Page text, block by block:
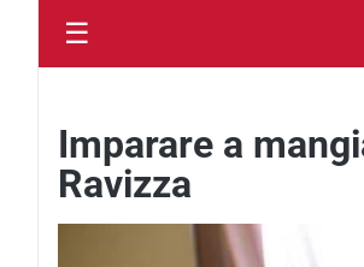
☰
Imparare a
Ravizza